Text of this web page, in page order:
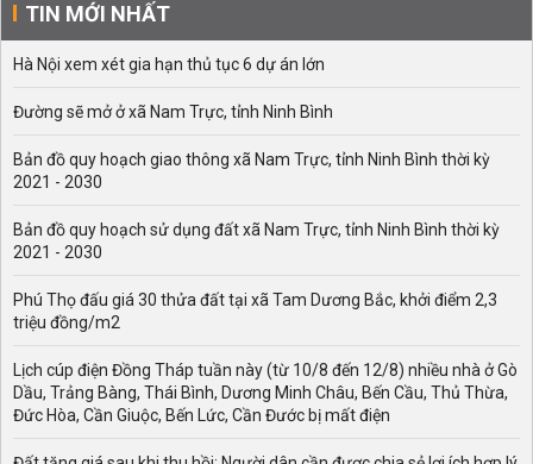
TIN MỚI NHẤT
Hà Nội xem xét gia hạn thủ tục 6 dự án lớn
Đường sẽ mở ở xã Nam Trực, tỉnh Ninh Bình
Bản đồ quy hoạch giao thông xã Nam Trực, tỉnh Ninh Bình thời kỳ
2021 - 2030
Bản đồ quy hoạch sử dụng đất xã Nam Trực, tỉnh Ninh Bình thời kỳ
2021 - 2030
Phú Thọ đấu giá 30 thửa đất tại xã Tam Dương Bắc, khởi điểm 2,3
triệu đồng/m2
Lịch cúp điện Đồng Tháp tuần này (từ 10/8 đến 12/8) nhiều nhà ở Gò
Dầu, Trảng Bàng, Thái Bình, Dương Minh Châu, Bến Cầu, Thủ Thừa,
Đức Hòa, Cần Giuộc, Bến Lức, Cần Đước bị mất điện